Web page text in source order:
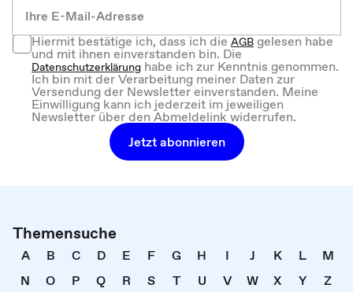
Hiermit bestätige ich, dass ich dieAGBgelesen habe
und mit ihnen einverstanden bin. Die
Datenschutzerklärung habe ich zur Kenntnis genommen.
Ich bin mit der Verarbeitung meiner Daten zur
Versendung der Newsletter einverstanden. Meine
Einwilligung kann ich jederzeit im jeweiligen
Newsletter über den Abmeldelink widerrufen.
Jetzt abonnieren
Themensuche
A B C D E F G H I J K L
M
N
O P Q R S T U V W X Y
Z